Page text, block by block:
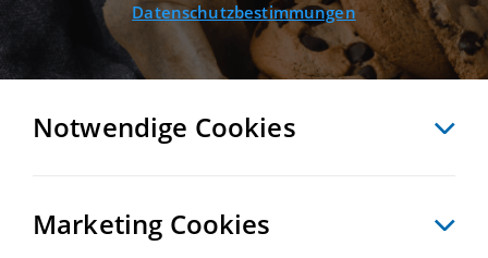
ZURÜCK MERKEN VERGLEICHEN EXPORT PDF
Datenschutzbestimmungen
Notwendige Cookies
Marketing Cookies